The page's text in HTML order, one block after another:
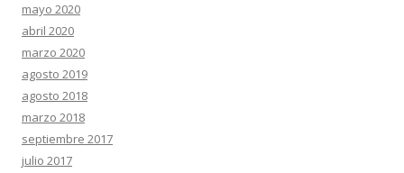
mayo 2020
abril 2020
marzo 2020
agosto 2019
agosto 2018
marzo 2018
septiembre 2017
julio 2017